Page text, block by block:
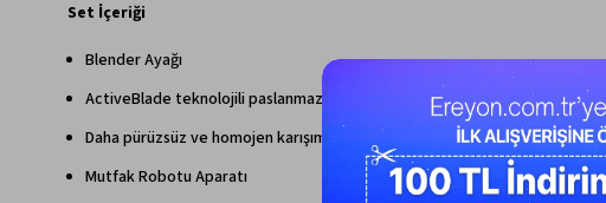
Set İçeriği
Blender Ayağı
ActiveBlade teknolojili paslanmaz çelik blender ayağı
Daha pürüzsüz ve homojen karışımlar
Mutfak Robotu Aparatı